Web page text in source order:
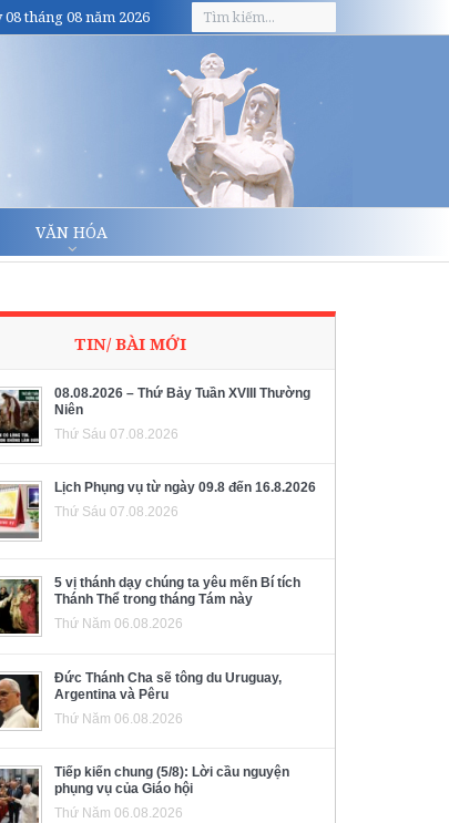
tháng 08 năm 2026
VĂN HÓA
TIN/ BÀI MỚI
08.08.2026 – Thứ Bảy Tuần XVIII Thường
Niên
Thứ Sáu 07.08.2026
Lịch Phụng vụ từ ngày 09.8 đến 16.8.2026
Thứ Sáu 07.08.2026
5 vị thánh dạy chúng ta yêu mến Bí tích
Thánh Thể trong tháng Tám này
Thứ Năm 06.08.2026
Đức Thánh Cha sẽ tông du Uruguay,
Argentina và Pêru
Thứ Năm 06.08.2026
Tiếp kiến chung (5/8): Lời cầu nguyện
phụng vụ của Giáo hội
Thứ Năm 06.08.2026